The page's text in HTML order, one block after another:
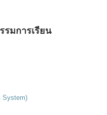
รมการเรียน
System)